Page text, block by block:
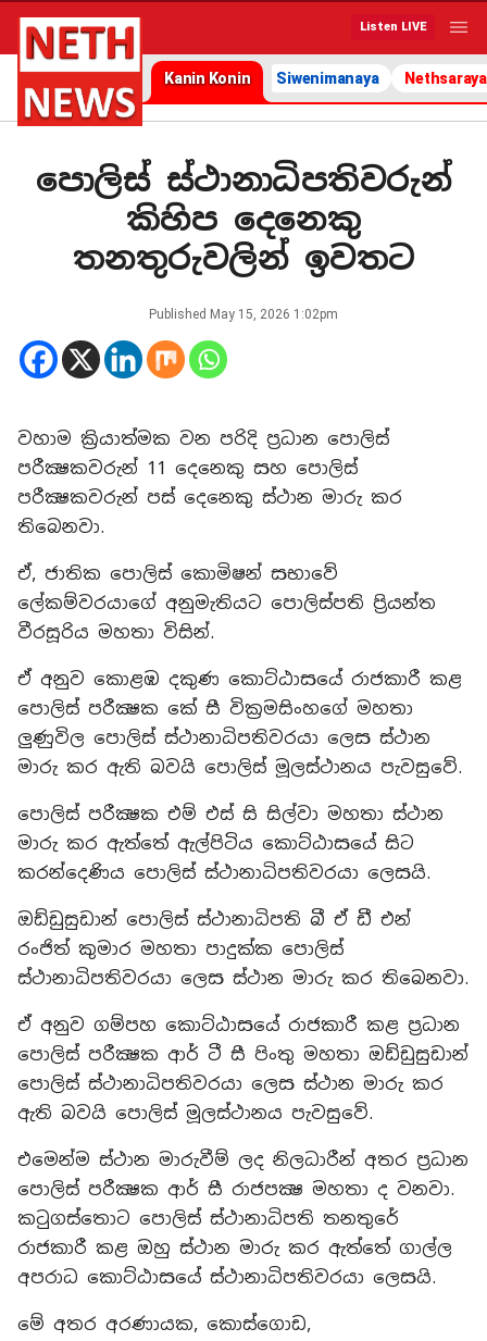
Listen LIVE
Kanin Konin Siwenimanaya Nethsaraya
පොලිස් ස්ථානාධිපතිවරුන්
කිහිප දෙනෙකු
තනතුරුවලින් ඉවතට
Published May 15, 2026 1:02pm
වහාම ක්‍රියාත්මක වන පරිදි ප්‍රධාන පොලිස්
පරීක්‍ෂකවරුන් 11 දෙනෙකු සහ පොලිස්
පරීක්‍ෂකවරුන් පස් දෙනෙකු ස්ථාන මාරු කර
තිබෙනවා.
ඒ, ජාතික පොලිස් කොමිෂන් සභාවේ
ලේකම්වරයාගේ අනුමැතියට පොලිස්පති ප්‍රියන්ත
වීරසූරිය මහතා විසින්.
ඒ අනුව කොළඹ දකුණ කොට්ඨාසයේ රාජකාරී කළ
පොලිස් පරීක්‍ෂක කේ සී වික්‍රමසිංහගේ මහතා
ලුණුවිල පොලිස් ස්ථානාධිපතිවරයා ලෙස ස්ථාන
මාරු කර ඇති බවයි පොලිස් මූලස්ථානය පැවසුවේ.
පොලිස් පරීක්‍ෂක එම් එස් සි සිල්වා මහතා ස්ථාන
මාරු කර ඇත්තේ ඇල්පිටිය කොට්ඨාසයේ සිට
කරන්දෙණිය පොලිස් ස්ථානාධිපතිවරයා ලෙසයි.
ඔඩ්ඩුසුඩාන් පොලිස් ස්ථානාධිපති බී ඒ ඩී එන්
රංජිත් කුමාර මහතා පාදුක්ක පොලිස්
ස්ථානාධිපතිවරයා ලෙස ස්ථාන මාරු කර තිබෙනවා.
ඒ අනුව ගම්පහ කොට්ඨාසයේ රාජකාරී කළ ප්‍රධාන
පොලිස් පරීක්‍ෂක ආර් ටී සී පිංතු මහතා ඔඩ්ඩුසුඩාන්
පොලිස් ස්ථානාධිපතිවරයා ලෙස ස්ථාන මාරු කර
ඇති බවයි පොලිස් මූලස්ථානය පැවසුවේ.
එමෙන්ම ස්ථාන මාරුවීම් ලද නිලධාරීන් අතර ප්‍රධාන
පොලිස් පරීක්‍ෂක ආර් සී රාජපක්‍ෂ මහතා ද වනවා.
කටුගස්තොට පොලිස් ස්ථානාධිපති තනතුරේ
රාජකාරී කළ ඔහු ස්ථාන මාරු කර ඇත්තේ ගාල්ල
අපරාධ කොට්ඨාසයේ ස්ථානාධිපතිවරයා ලෙසයි.
මේ අතර අරණායක, කොස්ගොඩ,